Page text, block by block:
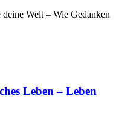
Welt – Wie Gedanken
Leben – Leben